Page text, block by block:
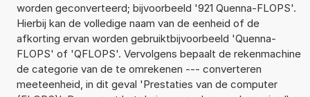
worden geconverteerd; bijvoorbeeld '921 Quenna-FLOPS'.
Hierbij kan de volledige naam van de eenheid of de
afkorting ervan worden gebruiktbijvoorbeeld 'Quenna-
FLOPS' of 'QFLOPS'. Vervolgens bepaalt de rekenmachine
de categorie van de te omrekenen --- converteren
meeteenheid, in dit geval 'Prestaties van de computer